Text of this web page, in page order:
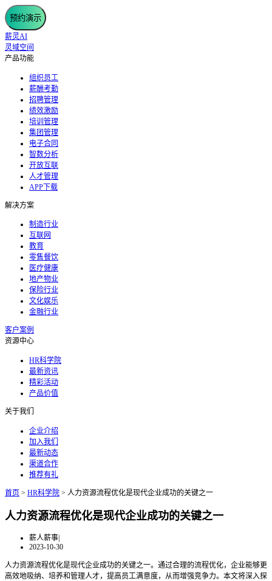
预约演示
薪灵AI
灵域空间
产品功能
组织员工
薪酬考勤
招聘管理
绩效激励
培训管理
集团管理
电子合同
智数分析
开放互联
人才管理
APP下载
解决方案
制造行业
互联网
教育
零售餐饮
医疗健康
地产物业
保险行业
文化娱乐
金融行业
客户案例
资源中心
HR科学院
最新资讯
精彩活动
产品价值
关于我们
企业介绍
加入我们
最新动态
渠道合作
推荐有礼
首页 > HR科学院 > 人力资源流程优化是现代企业成功的关键之一
人力资源流程优化是现代企业成功的关键之一
薪人薪事|
2023-10-30
人力资源流程优化是现代企业成功的关键之一。通过合理的流程优化，企业能够更
高效地吸纳、培养和管理人才，提高员工满意度，从而增强竞争力。本文将深入探